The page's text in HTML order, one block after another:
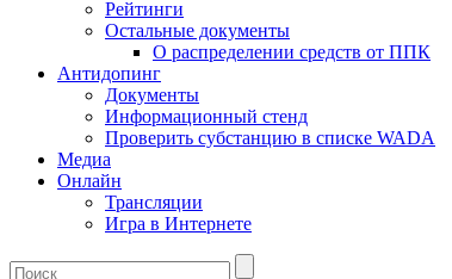
Рейтинги
Остальные документы
О распределении средств от ППК
Антидопинг
Документы
Информационный стенд
Проверить субстанцию в списке WADA
Медиа
Онлайн
Трансляции
Игра в Интернете